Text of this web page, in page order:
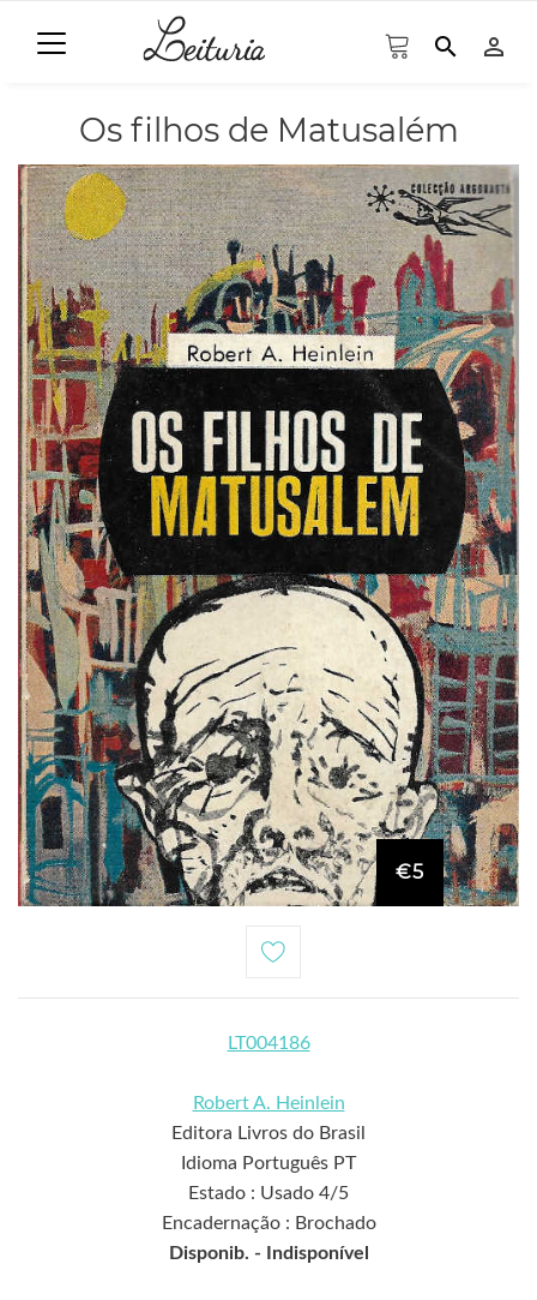
search person_outline
Os filhos de Matusalém
€5
LT004186
Robert A. Heinlein
Editora Livros do Brasil
Idioma Português PT
Estado : Usado 4/5
Encadernação : Brochado
Disponib. -
Indisponível